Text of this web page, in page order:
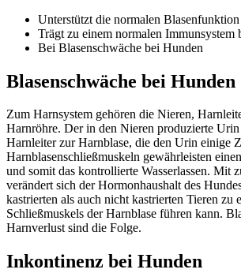
Unterstützt die normalen Blasenfunktion
Trägt zu einem normalen Immunsystem
Bei Blasenschwäche bei Hunden
Blasenschwäche bei Hunden
Zum Harnsystem gehören die Nieren,
Harnröhre. Der in den Nieren produzierte
Harnleiter zur Harnblase, die den Urin einige
Harnblasenschließmuskeln gewährleisten
und somit das kontrollierte Wasserlassen. Mit
verändert sich der Hormonhaushalt des
kastrierten als auch nicht kastrierten Tieren zu
Schließmuskels der Harnblase führen kann.
Harnverlust sind die Folge.
Inkontinenz bei Hunden